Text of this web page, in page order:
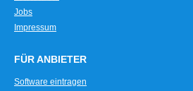
Jobs
Impressum
FÜR ANBIETER
Software eintragen